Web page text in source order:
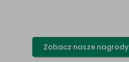
Zobacz nasze nagrody